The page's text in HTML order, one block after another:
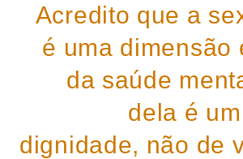
Acredito que a
é uma dimensão
da saúde
dela é
dignidade, não de